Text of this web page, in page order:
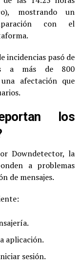
mostrando un
con el
incidencias pasó de
a más de 800
afectación que
los
Downdetector, la
a problemas
de mensajes.
aplicación.
sesión.